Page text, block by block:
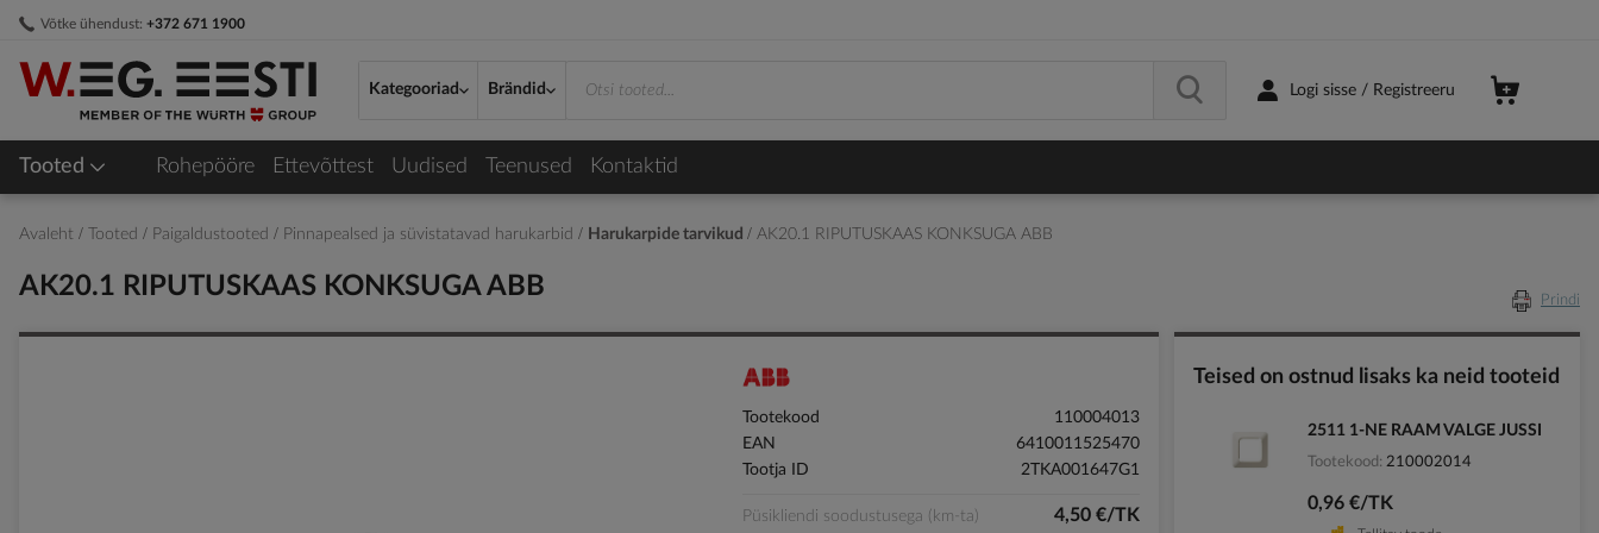
Võtke ühendust: +372 671 1900
Skip
Content
Kategooriad
Brändid Logi sisse / Registreeru
Tooted Rohepööre Ettevõttest Uudised Teenused Kontaktid
Avaleht Tooted Paigaldustooted Pinnapealsed ja süvistatavad harukarbid Harukarpide tarvikud AK20.1 RIPUTUSKAAS KONKSUGA ABB
AK20.1 RIPUTUSKAAS KONKSUGA ABB Prindi
Tootekood
110004013
EAN
6410011525470
Tootja ID
2TKA001647G1
Püsikliendi soodustusega (km-ta) 4,50 €/TK
Teised on ostnud lisaks ka neid tooteid
2511 1-NE RAAM VALGE JUSSI
Tootekood 210002014
0,96 €/TK